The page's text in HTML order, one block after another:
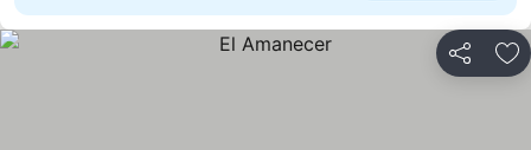
Partilhar